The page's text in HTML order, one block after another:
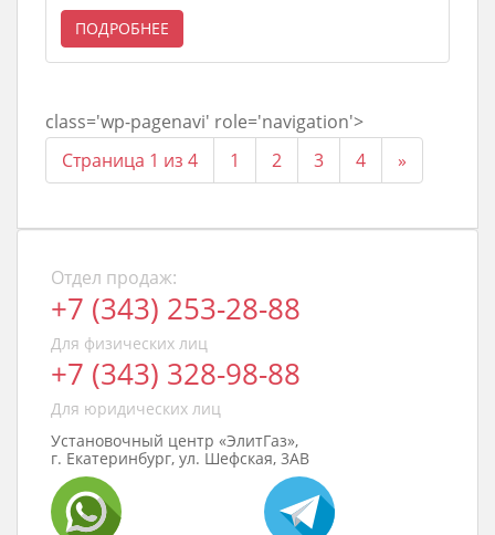
ПОДРОБНЕЕ
class='wp-pagenavi' role='navigation'>
Страница 1 из 4
1 2 3 4 »
Отдел продаж:
+7 (343) 253-28-88
Для физических лиц
+7 (343) 328-98-88
Для юридических лиц
Установочный центр «ЭлитГаз»,
г. Екатеринбург, ул. Шефская, 3АВ